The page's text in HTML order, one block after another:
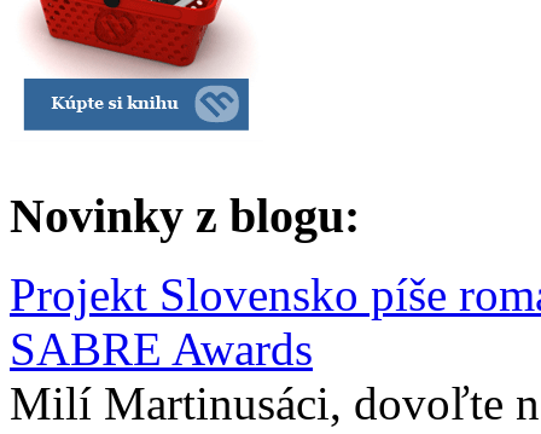
Novinky z blogu:
Projekt Slovensko píše
SABRE Awards
Milí Martinusáci, dovoľte